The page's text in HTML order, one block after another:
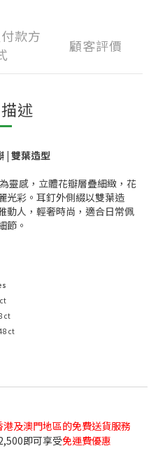
款方
顧客評價
述
| 雙葉造型
靈感，立體花瓣層疊細緻，花
光彩。耳釘外側綴以雙葉造
動人，輕奢時尚，適合日常佩
節。
ct
ct
港及澳門地區的免費送貨服務
即可享受免運費優惠